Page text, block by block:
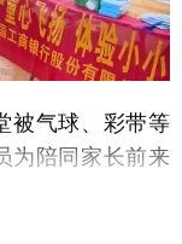
被气球、彩带等
为陪同家长前来
向家长介绍银行